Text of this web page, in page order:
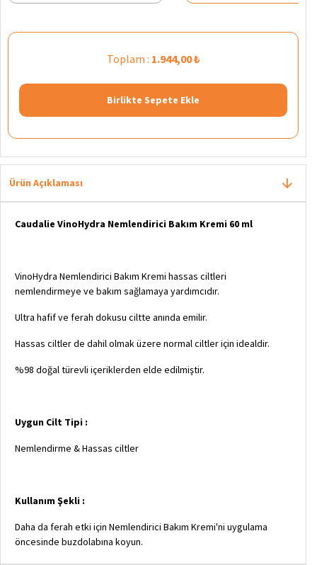
Toplam : 1.944,00 ₺
Birlikte Sepete Ekle
Ürün Açıklaması
Caudalie VinoHydra Nemlendirici Bakım Kremi 60 ml
VinoHydra Nemlendirici Bakım Kremi hassas ciltleri
nemlendirmeye ve bakım sağlamaya yardımcıdır.
Ultra hafif ve ferah dokusu ciltte anında emilir.
​Hassas ciltler de dahil olmak üzere normal ciltler için idealdir.
%98 doğal türevli içeriklerden elde edilmiştir.
Uygun Cilt Tipi :
Nemlendirme & Hassas ciltler
Kullanım Şekli :
Daha da ferah etki için Nemlendirici Bakım Kremi'ni uygulama
öncesinde buzdolabına koyun.